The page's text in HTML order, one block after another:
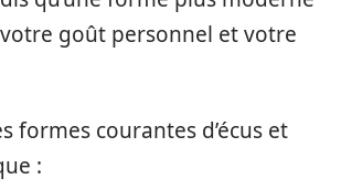
goût personnel et votre
formes courantes d’écus et
: